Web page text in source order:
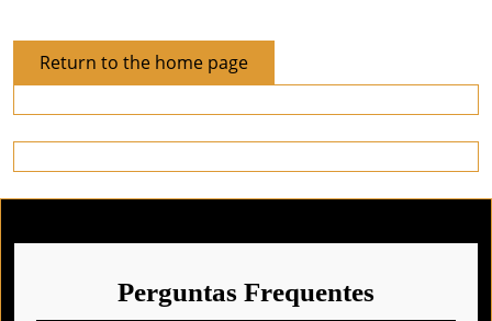
Return to the home pageReturn
to
the
home
page
Perguntas Frequentes